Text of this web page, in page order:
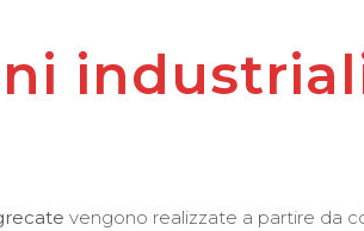
vengono realizzate a partire da